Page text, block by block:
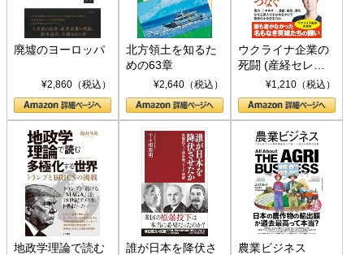
廃墟のヨーロッパ
¥2,860（税込）
北方領土を知るた
めの63章
¥2,640（税込）
ウクライナ企業の
死闘 (産経セレク
ト S 039)¥1,210（税込）
地政学理論で読む
誰が日本を降伏さ
農業ビジネス